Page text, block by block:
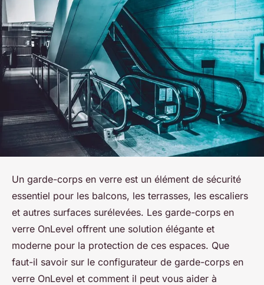
Un garde-corps en verre est un élément de sécurité
essentiel pour les balcons, les terrasses, les escaliers
et autres surfaces surélevées. Les garde-corps en
verre OnLevel offrent une solution élégante et
moderne pour la protection de ces espaces. Que
faut-il savoir sur le configurateur de garde-corps en
verre OnLevel et comment il peut vous aider à